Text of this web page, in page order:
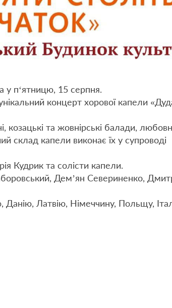
у п‘ятницю, 15 серпня.
концерт хорової капели
козацькі та жовнірські балади,
склад капели виконає їх у супроводі
Кудрик та солісти капели.
Демʼян Севериненко,
Латвію, Німеччину, Польщу,